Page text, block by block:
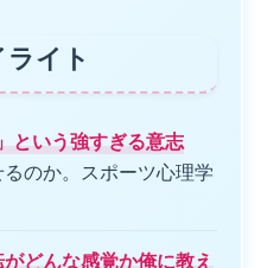
イト
という強すぎる意志
のか。スポーツ心理学
がどんな感覚か俺に教え